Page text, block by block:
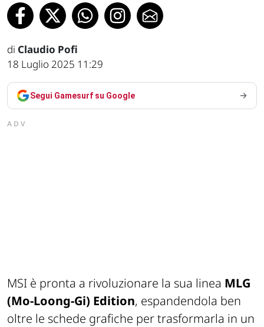
di Claudio Pofi
18 Luglio 2025 11:29
Segui Gamesurf su Google
ADV
MSI è pronta a rivoluzionare la sua linea MLG
(Mo-Loong-Gi) Edition, espandendola ben
oltre le schede grafiche per trasformarla in un